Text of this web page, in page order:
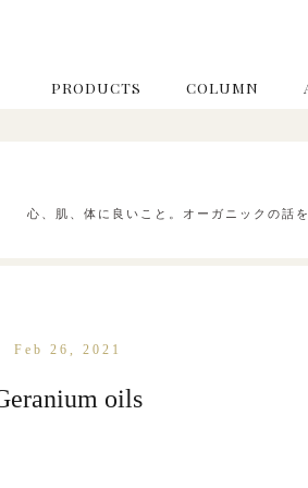
PRODUCTS COLUMN
心、肌、体に良いこと。オーガニックの話
Feb 26, 2021
oils